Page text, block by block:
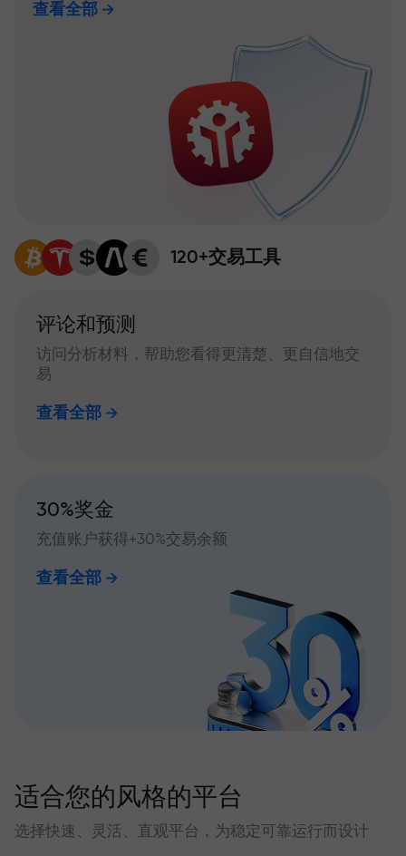
查看全部
120+交易工具
评论和预测
访问分析材料，帮助您看得更清楚、更自信地交
易
查看全部
30%奖金
充值账户获得+30%交易余额
查看全部
适合您的风格的平台
选择快速、灵活、直观平台，为稳定可靠运行而设计